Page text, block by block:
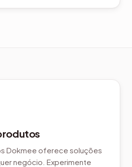
Dokmee oferece soluções
negócio. Experimente